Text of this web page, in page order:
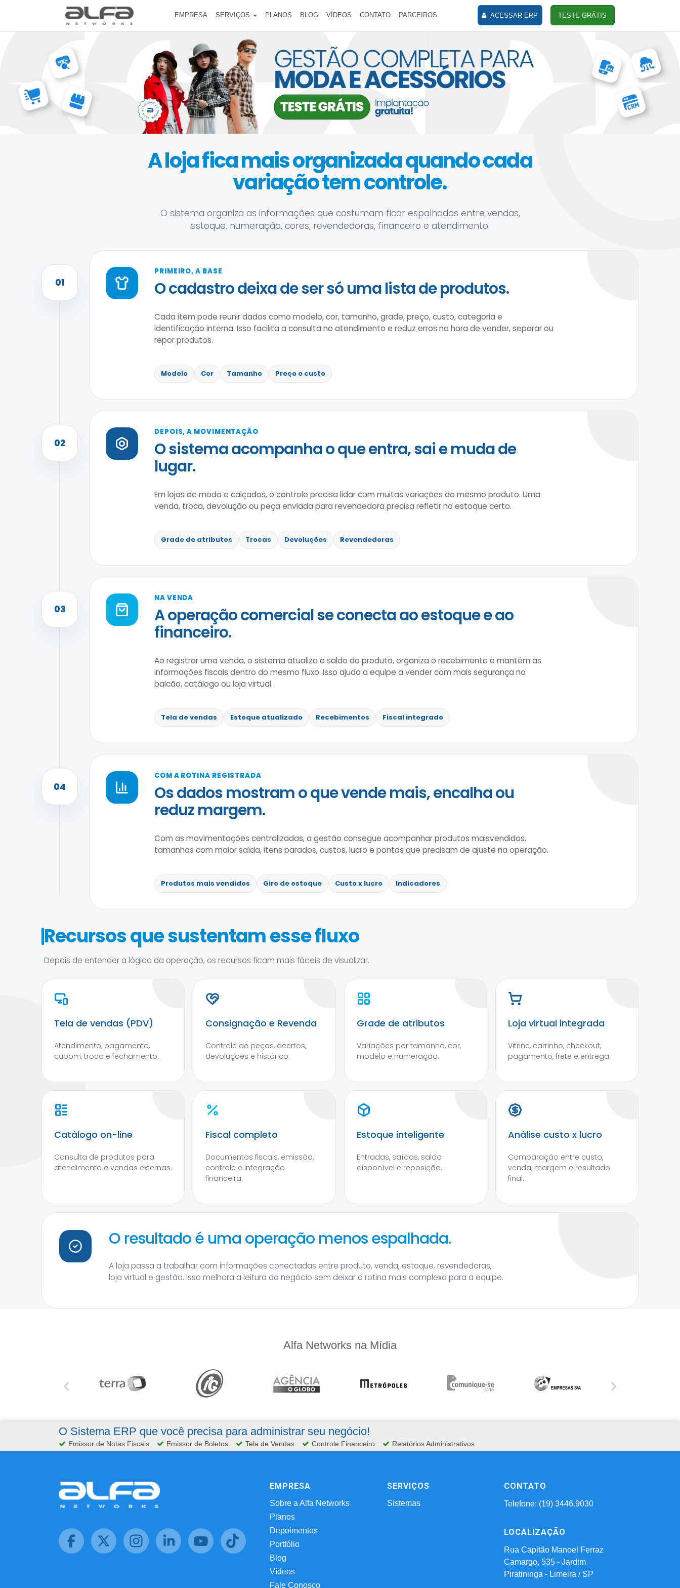
EMPRESA SERVIÇOS PLANOS BLOG VÍDEOS CONTATO PARCEIROS ACESSAR ERP TESTE GRÁTIS
A loja fica mais organizada quando cada
variação tem controle.
O sistema organiza as informações que costumam ficar espalhadas entre vendas,
estoque, numeração, cores, revendedoras, financeiro e atendimento.
01
PRIMEIRO, A BASE
O cadastro deixa de ser só uma lista de produtos.
Cada item pode reunir dados como modelo, cor, tamanho, grade, preço, custo, categoria e
identificação interna. Isso facilita a consulta no atendimento e reduz erros na hora de vender, separar ou
repor produtos.
Modelo Cor Tamanho Preço e custo
02
DEPOIS, A MOVIMENTAÇÃO
O sistema acompanha o que entra, sai e muda de
lugar.
Em lojas de moda e calçados, o controle precisa lidar com muitas variações do mesmo produto. Uma
venda, troca, devolução ou peça enviada para revendedora precisa refletir no estoque certo.
Grade de atributos Trocas Devoluções Revendedoras
03
NA VENDA
A operação comercial se conecta ao estoque e ao
financeiro.
Ao registrar uma venda, o sistema atualiza o saldo do produto, organiza o recebimento e mantém as
informações fiscais dentro do mesmo fluxo. Isso ajuda a equipe a vender com mais segurança no
balcão, catálogo ou loja virtual.
Tela de vendas Estoque atualizado Recebimentos Fiscal integrado
04
COM A ROTINA REGISTRADA
Os dados mostram o que vende mais, encalha ou
reduz margem.
Com as movimentações centralizadas, a gestão consegue acompanhar produtos maisvendidos,
tamanhos com maior saída, itens parados, custos, lucro e pontos que precisam de ajuste na operação.
Produtos mais vendidos Giro de estoque Custo x lucro Indicadores
Recursos que sustentam esse fluxo
Depois de entender a lógica da operação, os recursos ficam mais fáceis de visualizar.
Tela de vendas (PDV)
Atendimento, pagamento,
cupom, troca e fechamento.
Consignação e Revenda
Controle de peças, acertos,
devoluções e histórico.
Grade de atributos
Variações por tamanho, cor,
modelo e numeração.
Loja virtual integrada
Vitrine, carrinho, checkout,
pagamento, frete e entrega.
Catálogo on-line
Consulta de produtos para
atendimento e vendas externas.
Fiscal completo
Documentos fiscais, emissão,
controle e integração
financeira.
Estoque inteligente
Entradas, saídas, saldo
disponível e reposição.
Análise custo x lucro
Comparação entre custo,
venda, margem e resultado
final.
O resultado é uma operação menos espalhada.
A loja passa a trabalhar com informações conectadas entre produto, venda, estoque, revendedoras,
loja virtual e gestão. Isso melhora a leitura do negócio sem deixar a rotina mais complexa para a equipe.
Alfa Networks na Mídia
‹ ›
O Sistema ERP que você precisa para administrar seu negócio!
Emissor de Notas Fiscais Emissor de Boletos Tela de Vendas Controle Financeiro Relatórios Administrativos
EMPRESA
Sobre a Alfa Networks
Planos
Depoimentos
Portfólio
Blog
Vídeos
Fale Conosco
SERVIÇOS
Sistemas
CONTATO
Telefone: (19) 3446.9030
LOCALIZAÇÃO
Rua Capitão Manoel Ferraz
Camargo, 535 - Jardim
Piratininga - Limeira / SP